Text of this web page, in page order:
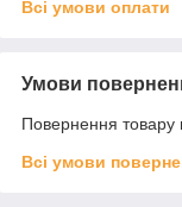
Всі умови оплати
Умови
Повернення товару
Всі умови